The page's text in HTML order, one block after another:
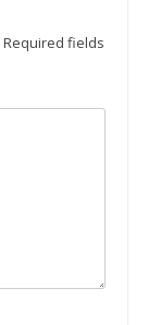
Required fields